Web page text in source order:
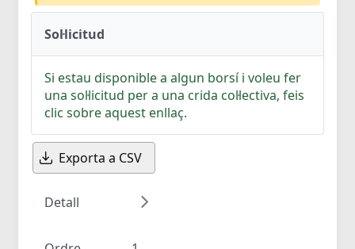
Sol·licitud
Si estau disponible a algun borsí i voleu fer
una sol·licitud per a una crida col·lectiva, feis
clic sobre aquest enllaç.
Exporta a CSV
Detall